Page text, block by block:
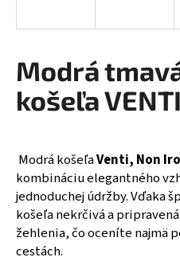
Modrá
košeľa
Modrá košeľaVenti, Non
kombináciu elegantného
jednoduchej údržby. Vďaka
košeľa nekrčivá a
žehlenia, čo oceníte najmä
cestách.
s
ť
?
HĽADAŤ
O